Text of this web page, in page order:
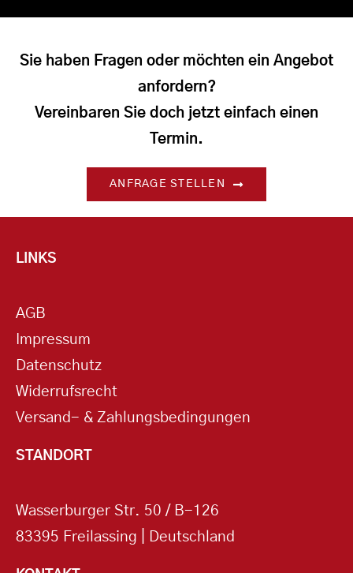
Sie haben Fragen oder möchten ein Angebot
anfordern?
Vereinbaren Sie doch jetzt einfach einen
Termin.
ANFRAGE STELLEN
LINKS
AGB
Impressum
Datenschutz
Widerrufsrecht
Versand- & Zahlungsbedingungen
STANDORT
Wasserburger Str. 50 / B-126
83395 Freilassing | Deutschland